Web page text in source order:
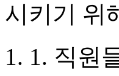
시키기 위
1. 직원